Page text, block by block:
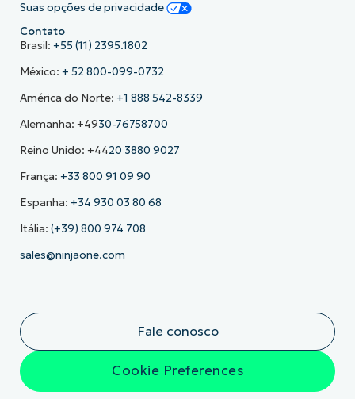
Suas opções de privacidade
Contato
Brasil: +55 (11) 2395.1802
México: + 52 800-099-0732
América do Norte: +1 888 542-8339
Alemanha: +4930-76758700
Reino Unido: +4420 3880 9027
França: +33 800 91 09 90
Espanha: +34 930 03 80 68
Itália: (+39) 800 974 708
sales@ninjaone.com
Fale conosco
Cookie Preferences